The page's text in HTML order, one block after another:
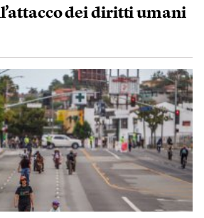
dei diritti umani